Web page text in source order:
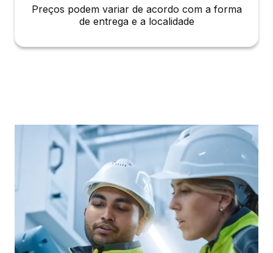
Preços podem variar de acordo com a forma
de entrega e a localidade